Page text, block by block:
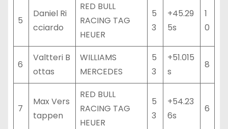
5
Daniel Ri
cciardo
RED BULL
RACING TAG
HEUER
5
3
+45.29
5s
1
0
6
Valtteri B
ottas
WILLIAMS
MERCEDES
5
3
+51.015
s
8
7
Max Vers
tappen
RED BULL
RACING TAG
HEUER
5
3
+54.23
6s
6